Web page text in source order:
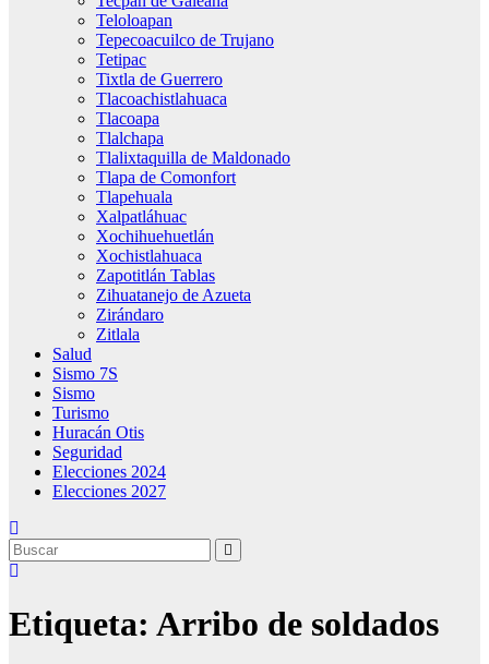
Teloloapan
Tepecoacuilco de Trujano
Tetipac
Tixtla de Guerrero
Tlacoachistlahuaca
Tlacoapa
Tlalchapa
Tlalixtaquilla de Maldonado
Tlapa de Comonfort
Tlapehuala
Xalpatláhuac
Xochihuehuetlán
Xochistlahuaca
Zapotitlán Tablas
Zihuatanejo de Azueta
Zirándaro
Zitlala
Salud
Sismo 7S
Sismo
Turismo
Huracán Otis
Seguridad
Elecciones 2024
Elecciones 2027
Etiqueta: Arribo de soldados